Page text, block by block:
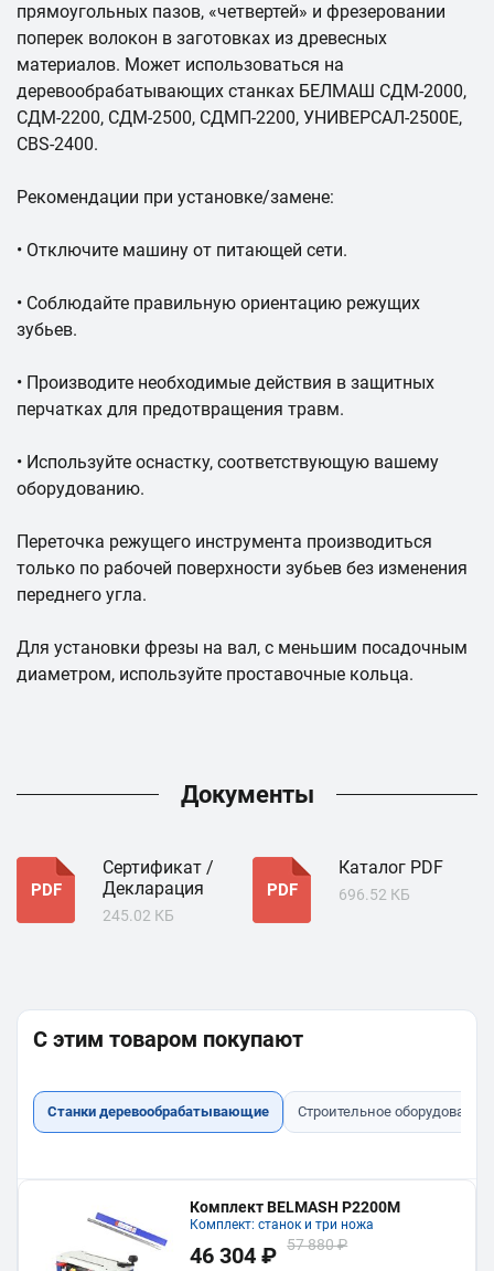
прямоугольных пазов, «четвертей» и фрезеровании
поперек волокон в заготовках из древесных
материалов. Может использоваться на
деревообрабатывающих станках БЕЛМАШ СДМ-2000,
СДМ-2200, СДМ-2500, СДМП-2200, УНИВЕРСАЛ-2500Е,
CBS-2400.
Рекомендации при установке/замене:
• Отключите машину от питающей сети.
• Соблюдайте правильную ориентацию режущих
зубьев.
• Производите необходимые действия в защитных
перчатках для предотвращения травм.
• Используйте оснастку, соответствующую вашему
оборудованию.
Переточка режущего инструмента производиться
только по рабочей поверхности зубьев без изменения
переднего угла.
Для установки фрезы на вал, с меньшим посадочным
диаметром, используйте проставочные кольца.
Документы
PDF
Сертификат /
Декларация
245.02 КБ
PDF
Каталог PDF
696.52 КБ
С этим товаром покупают
Станки деревообрабатывающие Строительное оборудование
Комплект BELMASH P2200M
Комплект: станок и три ножа
46 304 ₽ 57 880 ₽